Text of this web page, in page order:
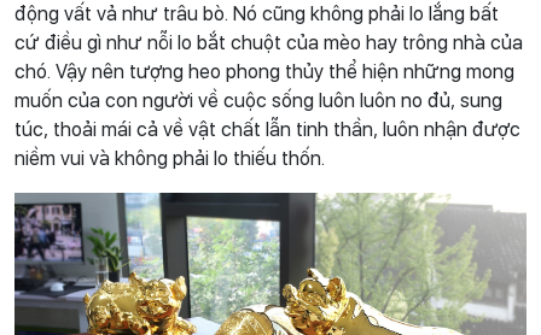
động vất vả như trâu bò. Nó cũng không phải lo lắng bất
cứ điều gì như nỗi lo bắt chuột của mèo hay trông nhà của
chó. Vậy nên tượng heo phong thủy thể hiện những mong
muốn của con người về cuộc sống luôn luôn no đủ, sung
túc, thoải mái cả về vật chất lẫn tinh thần, luôn nhận được
niềm vui và không phải lo thiếu thốn.